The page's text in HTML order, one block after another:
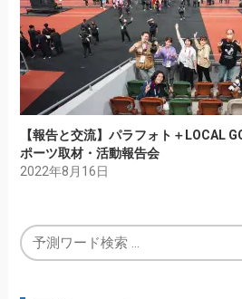
【報告と交流】パラフォト＋LOCAL
ポーツ取材・活動報告会
2022年8月16日